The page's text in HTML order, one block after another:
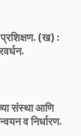
(ख) :
संस्था आणि
व निर्धारण.